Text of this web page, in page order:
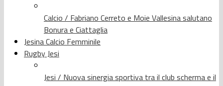
Calcio / Fabriano Cerreto e Moie Vallesina salutano
Bonura e Ciattaglia
Jesina Calcio Femminile
Rugby Jesi
Jesi / Nuova sinergia sportiva tra il club scherma e il